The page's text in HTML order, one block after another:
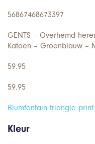
56867468673397
GENTS – Overhemd
Katoen – Groenblauw –
59.95
59.95
Blumfontain triangle
Kleur